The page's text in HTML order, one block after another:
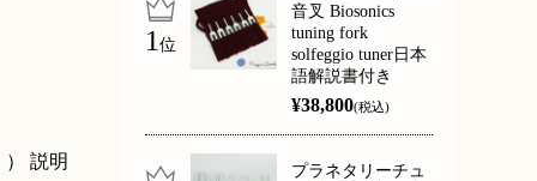
説明
位
音叉 Biosonics
tuning fork
solfeggio tuner日本
語解説書付き
¥38,800(税込)
プラネタリーチュ